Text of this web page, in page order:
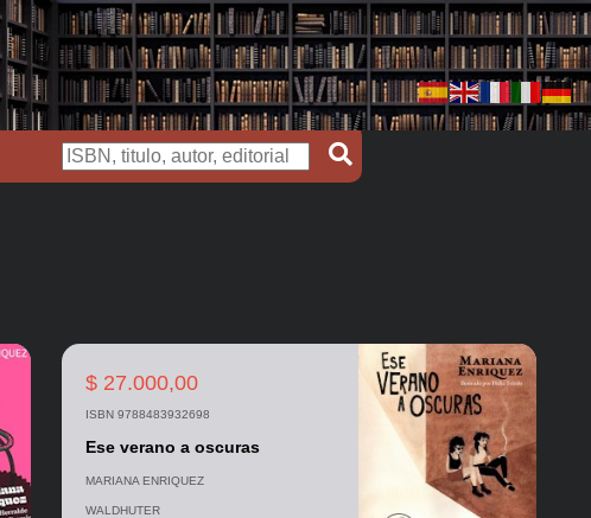
$ 27.000,00
ISBN 9788483932698
Ese verano a oscuras
MARIANA ENRIQUEZ
WALDHUTER